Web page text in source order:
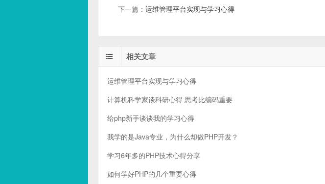
下一篇： 运维管理平台实现与学习心得
相关文章
运维管理平台实现与学习心得
计算机科学家谈科研心得 思考比编码重要
给php新手谈谈我的学习心得
我学的是Java专业，为什么却做PHP开发？
学习6年多的PHP技术心得分享
如何学好PHP的几个重要心得